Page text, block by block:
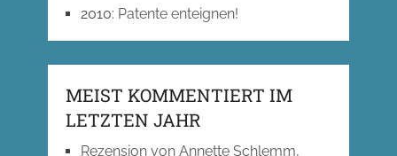
2010: Patente enteignen!
MEIST KOMMENTIERT IM
LETZTEN JAHR
Rezension von Annette Schlemm,